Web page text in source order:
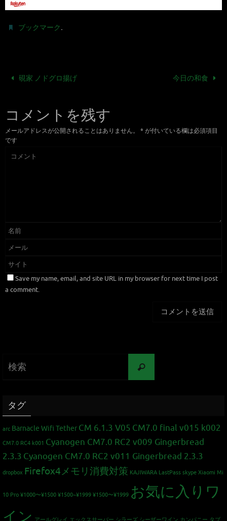
ブックマーク.
硯家 ノドグロ揚げ 今日の和食
コメントを残す
メールアドレスが公開されることはありません。 * が付いている欄は必須項目
です
Save my name, email, and site URL in my browser for next time I post
a comment.
タグ
arc Barnacle Wifi Tether CM 6.1.3 V05 CM7.0 final v015 k002
CM7.0 RC4 k001 Cyanogen CM7.0 RC2 v009 Gingerbread
2.3.3 Cyanogen CM7.0 RC2 v011 Gingerbread 2.3.3
dropbox Firefox4メモリ消費対策 KAJIWARA LastPass skype Xiaomi Mi
10 Pro ¥1000〜¥1500 ¥1500~¥1999 ¥1500〜¥1999 お気に入りワ
イン